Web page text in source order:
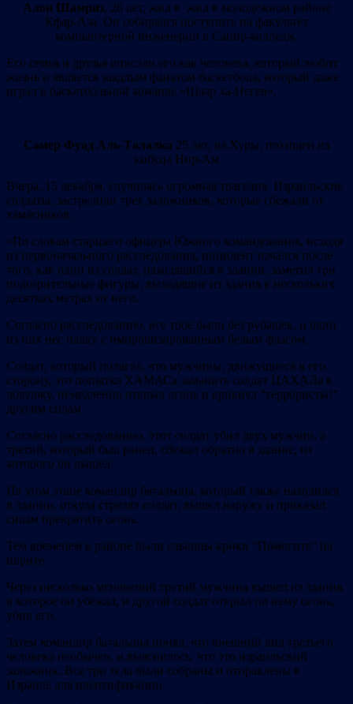
Алон Шамриз, 26 лет, жил в жил в молодежном районе
Кфар-Аза. Он собирался поступить на факультет
компьютерной инженерии в Сапир-колледж.
Его семья и друзья описали его как человека, который любит
жизнь и является заядлым фанатом баскетбола, который даже
играл в баскетбольной команде «Шаар ха-Негев».
Самер Фуад Аль-Талалка 25 лет, из Хуры, похищен из
кибуца Нир-Ам
Вчера, 15 декабря. случилась огромная трагедия. Израильские
солдаты, застрелили трех заложников, которые сбежали от
хамасников.
«По словам старшего офицера Южного командования, исходя
из первоначального расследования, инцидент начался после
того, как один из солдат, находящийся в здании, заметил три
подозрительные фигуры, выходящие из здания в нескольких
десятках метрах от него.
Согласно расследованию, все трое были без рубашек, и один
из них нес палку с импровизированным белым флагом.
Солдат, который полагал, что мужчины, движущиеся в его
сторону, это попытка ХАМАСа заманить солдат ЦАХАЛа в
ловушку, немедленно открыл огонь и крикнул “террористы!”
другим силам.
Согласно расследованию, этот солдат убил двух мужчин, а
третий, который был ранен, сбежал обратно в здание, из
которого он вышел.
На этом этапе командир батальона, который также находился
в здании, откуда стрелял солдат, вышел наружу и приказал
силам прекратить огонь.
Тем временем в районе были слышны крики “Помогите” на
иврите.
Через несколько мгновений третий мужчина вышел из здания,
в которое он убежал, и другой солдат открыл по нему огонь,
убив его.
Затем командир батальона понял, что внешний вид третьего
человека необычен, и выяснилось, что это израильский
заложник. Все три тела были собраны и отправлены в
Израиль для идентификации.